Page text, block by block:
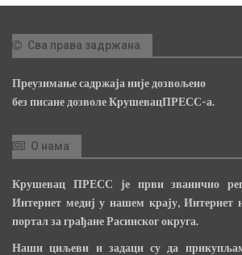
Сва права задржана
Преузимање садржаја није дозвољено
без писане дозволе КрушевацПРЕСС-а.
О нама
Крушевац ПРЕСС је први званично
Интернет медиј у нашем крају, Интернет
портал за грађане Расинског округа.
Наши циљеви и задаци су да